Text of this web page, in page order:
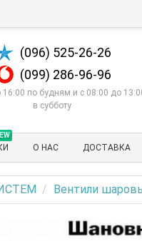
(096) 525-26-26
(099) 286-96-96
16:00 по будням и с 08:00 до
в субботу
О НАС ДОСТАВКА
Вентили